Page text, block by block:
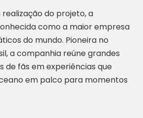
do projeto, a
como a maior empresa
do mundo. Pioneira no
a companhia reúne grandes
de fãs em experiências que
em palco para momentos